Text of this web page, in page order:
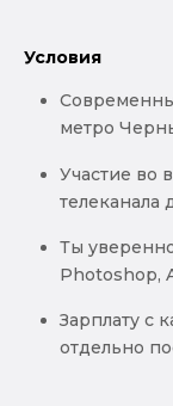
Условия
метро
Участие во
телеканала
Ты
Photoshop,
Зарплату с
отдельно